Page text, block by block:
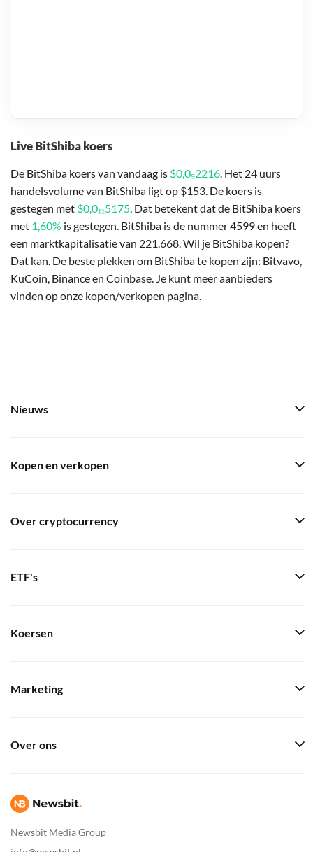
Live BitShiba koers
De BitShiba koers van vandaag is $0,0₉2216. Het 24 uurs
handelsvolume van BitShiba ligt op $153. De koers is
gestegen met $0,0₁₁5175. Dat betekent dat de BitShiba koers
met 1,60% is gestegen. BitShiba is de nummer 4599 en heeft
een marktkapitalisatie van 221.668. Wil je BitShiba kopen?
Dat kan. De beste plekken om BitShiba te kopen zijn: Bitvavo,
KuCoin, Binance en Coinbase. Je kunt meer aanbieders
vinden op onze kopen/verkopen pagina.
Newsbit Media Group
Nieuws
Kopen en verkopen
Over cryptocurrency
ETF's
Koersen
Marketing
Over ons